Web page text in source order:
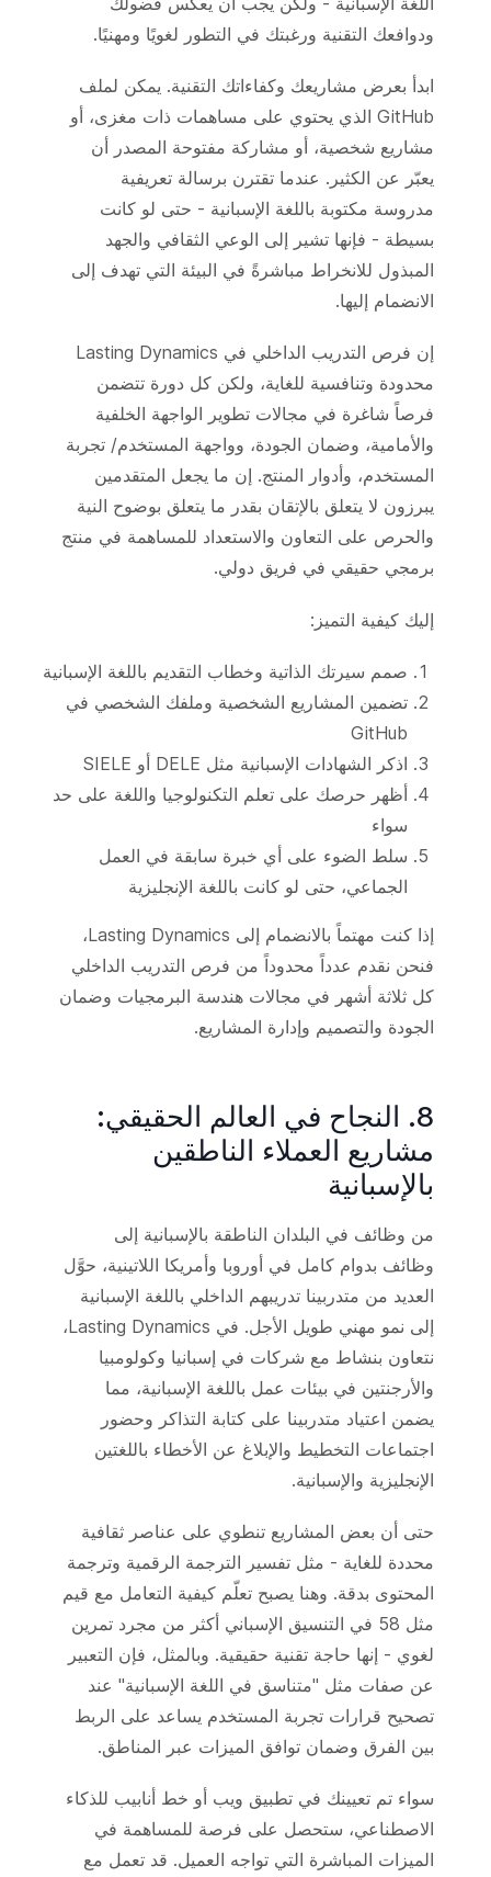
ودوافعك التقنية ورغبتك في التطور لغويًا ومهنيًا.
ابدأ بعرض مشاريعك وكفاءاتك التقنية. يمكن لملف
GitHub الذي يحتوي على مساهمات ذات مغزى، أو
مشاريع شخصية، أو مشاركة مفتوحة المصدر أن
يعبّر عن الكثير. عندما تقترن برسالة تعريفية
مدروسة مكتوبة باللغة الإسبانية - حتى لو كانت
بسيطة - فإنها تشير إلى الوعي الثقافي والجهد
المبذول للانخراط مباشرةً في البيئة التي تهدف إلى
الانضمام إليها.
إن فرص التدريب الداخلي في Lasting Dynamics
محدودة وتنافسية للغاية، ولكن كل دورة تتضمن
فرصاً شاغرة في مجالات تطوير الواجهة الخلفية
والأمامية، وضمان الجودة، وواجهة المستخدم/ تجربة
المستخدم، وأدوار المنتج. إن ما يجعل المتقدمين
يبرزون لا يتعلق بالإتقان بقدر ما يتعلق بوضوح النية
والحرص على التعاون والاستعداد للمساهمة في منتج
برمجي حقيقي في فريق دولي.
إليك كيفية التميز:
صمم سيرتك الذاتية وخطاب التقديم باللغة الإسبانية
تضمين المشاريع الشخصية وملفك الشخصي في
GitHub
اذكر الشهادات الإسبانية مثل DELE أو SIELE
أظهر حرصك على تعلم التكنولوجيا واللغة على حد
سواء
سلط الضوء على أي خبرة سابقة في العمل
الجماعي، حتى لو كانت باللغة الإنجليزية
إذا كنت مهتماً بالانضمام إلى Lasting Dynamics،
فنحن نقدم عدداً محدوداً من فرص التدريب الداخلي
كل ثلاثة أشهر في مجالات هندسة البرمجيات وضمان
الجودة والتصميم وإدارة المشاريع.
8. النجاح في العالم الحقيقي:
مشاريع العملاء الناطقين
بالإسبانية
من وظائف في البلدان الناطقة بالإسبانية إلى
وظائف بدوام كامل في أوروبا وأمريكا اللاتينية، حوَّل
العديد من متدربينا تدريبهم الداخلي باللغة الإسبانية
إلى نمو مهني طويل الأجل. في Lasting Dynamics،
نتعاون بنشاط مع شركات في إسبانيا وكولومبيا
والأرجنتين في بيئات عمل باللغة الإسبانية، مما
يضمن اعتياد متدربينا على كتابة التذاكر وحضور
اجتماعات التخطيط والإبلاغ عن الأخطاء باللغتين
الإنجليزية والإسبانية.
حتى أن بعض المشاريع تنطوي على عناصر ثقافية
محددة للغاية - مثل تفسير الترجمة الرقمية وترجمة
المحتوى بدقة. وهنا يصبح تعلّم كيفية التعامل مع قيم
مثل 58 في التنسيق الإسباني أكثر من مجرد تمرين
لغوي - إنها حاجة تقنية حقيقية. وبالمثل، فإن التعبير
عن صفات مثل "متناسق في اللغة الإسبانية" عند
تصحيح قرارات تجربة المستخدم يساعد على الربط
بين الفرق وضمان توافق الميزات عبر المناطق.
سواء تم تعيينك في تطبيق ويب أو خط أنابيب للذكاء
الاصطناعي، ستحصل على فرصة للمساهمة في
الميزات المباشرة التي تواجه العميل. قد تعمل مع